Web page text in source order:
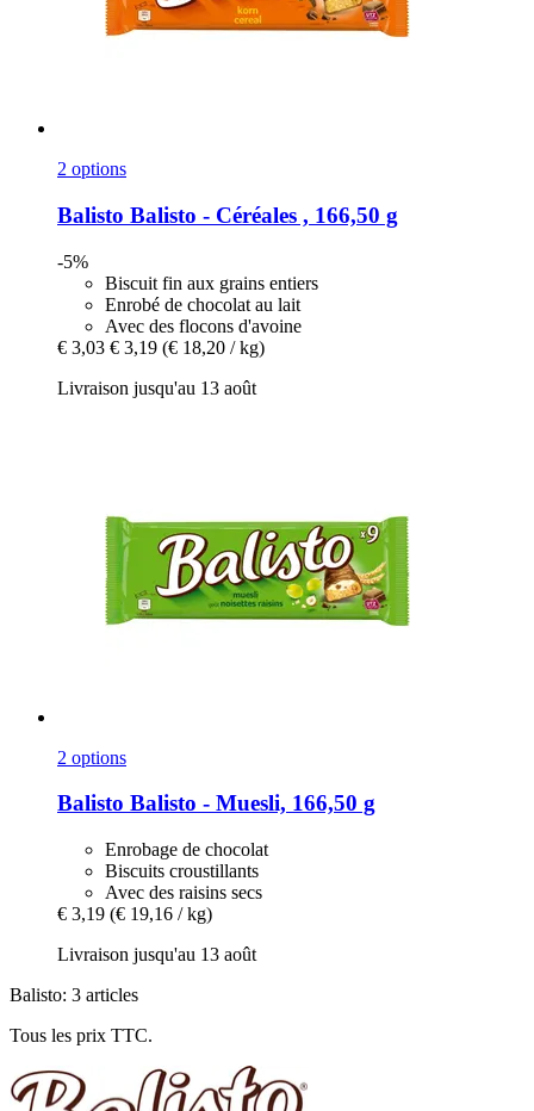
2 options
Balisto Balisto -​ Céréales , 166,50 g
-5%
Biscuit fin aux grains entiers
Enrobé de chocolat au lait
Avec des flocons d'avoine
€ 3,03 € 3,19 (€ 18,20 / kg)
Livraison jusqu'au 13 août
2 options
Balisto Balisto -​ Muesli, 166,50 g
Enrobage de chocolat
Biscuits croustillants
Avec des raisins secs
€ 3,19 (€ 19,16 / kg)
Livraison jusqu'au 13 août
Balisto: 3 articles
Tous les prix TTC.